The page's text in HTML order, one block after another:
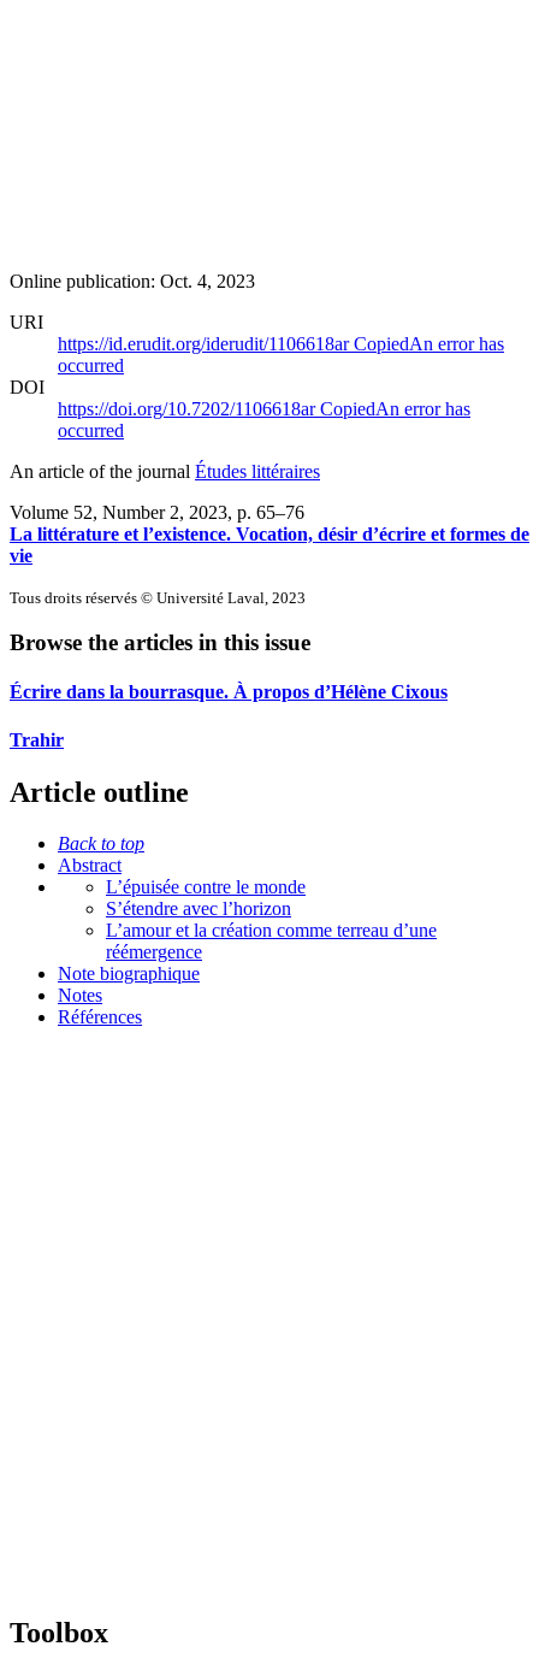
Online publication: Oct. 4, 2023
URI
https://id.erudit.org/iderudit/1106618arCopiedAn error has
occurred
DOI
https://doi.org/10.7202/1106618arCopiedAn error has
occurred
An article of the journal Études littéraires
Volume 52, Number 2, 2023, p. 65–76
La littérature et l’existence. Vocation, désir d’écrire et formes de
vie
Tous droits réservés © Université Laval, 2023
Browse the articles in this issue
Écrire dans la bourrasque. À propos d’Hélène Cixous
Trahir
Article outline
Back to top
Abstract
L’épuisée contre le monde
S’étendre avec l’horizon
L’amour et la création comme terreau d’une
réémergence
Note biographique
Notes
Références
Toolbox